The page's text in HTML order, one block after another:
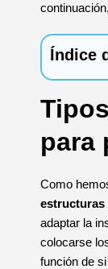
Índice
para
Como
estructuras
adaptar la
colocarse
función de